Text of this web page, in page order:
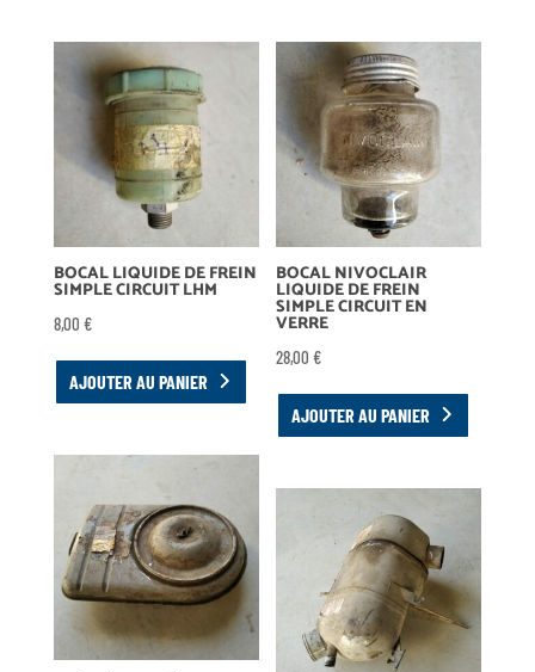
BOCAL LIQUIDE DE FREIN
SIMPLE CIRCUIT LHM
8,00 €
AJOUTER AU PANIER
BOCAL NIVOCLAIR
LIQUIDE DE FREIN
SIMPLE CIRCUIT EN
VERRE
28,00€
AJOUTER AU PANIER